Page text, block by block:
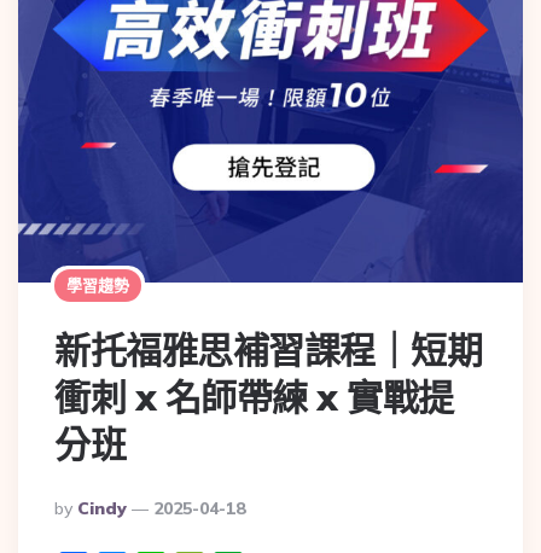
學習趨勢
新托福雅思補習課程｜短期
衝刺 x 名師帶練 x 實戰提
分班
By Cindy 2025-04-18